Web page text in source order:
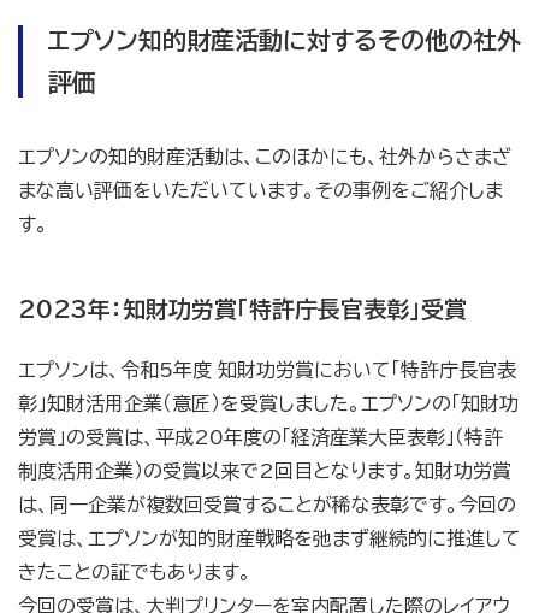
エプソン知的財産活動に対するその他の社外
評価
エプソンの知的財産活動は、このほかにも、社外からさまざ
まな高い評価をいただいています。その事例をご紹介しま
す。
2023年：知財功労賞「特許庁長官表彰」受賞
エプソンは、令和5年度 知財功労賞において「特許庁長官表
彰」知財活用企業（意匠）を受賞しました。エプソンの「知財功
労賞」の受賞は、平成20年度の「経済産業大臣表彰」（特許
制度活用企業）の受賞以来で2回目となります。知財功労賞
は、同一企業が複数回受賞することが稀な表彰です。今回の
受賞は、エプソンが知的財産戦略を弛まず継続的に推進して
きたことの証でもあります。
今回の受賞は、大判プリンターを室内配置した際のレイアウ